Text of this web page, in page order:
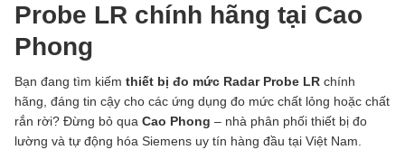
Probe LR chính hãng tại Cao
Phong
Bạn đang tìm kiếm thiết bị đo mức Radar Probe LR chính
hãng, đáng tin cậy cho các ứng dụng đo mức chất lỏng hoặc chất
rắn rời? Đừng bỏ qua Cao Phong – nhà phân phối thiết bị đo
lường và tự động hóa Siemens uy tín hàng đầu tại Việt Nam.